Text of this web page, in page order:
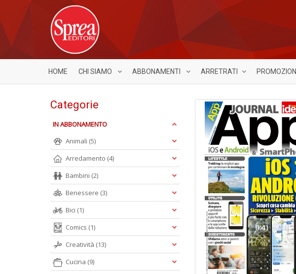
HOME CHI SIAMO ABBONAMENTI ARRETRATI PROMOZIONI
Categorie
IN ABBONAMENTO
Animali (5)
Arredamento (4)
Bambini (2)
Benessere (3)
Bici (1)
Comics (1)
Creatività (13)
Cucina (9)